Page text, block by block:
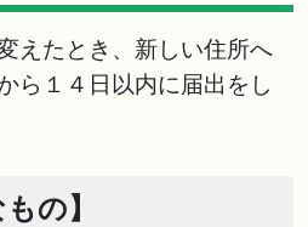
えたとき、新しい住所へ
ら１４日以内に届出をし
の】